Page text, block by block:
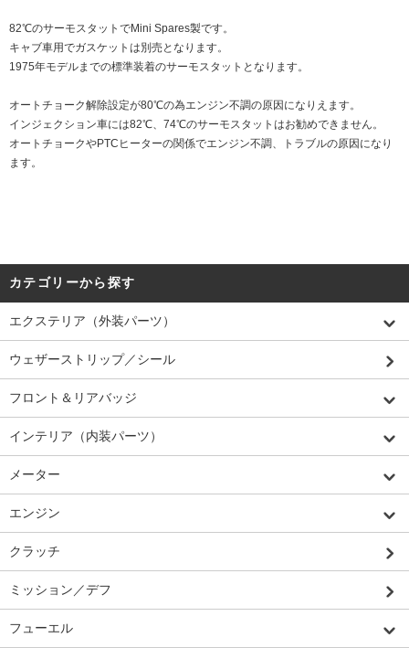
82℃のサーモスタットでMini Spares製です。
キャブ車用でガスケットは別売となります。
1975年モデルまでの標準装着のサーモスタットとなります。
オートチョーク解除設定が80℃の為エンジン不調の原因になりえます。
インジェクション車には82℃、74℃のサーモスタットはお勧めできません。
オートチョークやPTCヒーターの関係でエンジン不調、トラブルの原因になり
ます。
カテゴリーから探す
エクステリア（外装パーツ）
ウェザーストリップ／シール
フロント＆リアバッジ
インテリア（内装パーツ）
メーター
エンジン
クラッチ
ミッション／デフ
フューエル